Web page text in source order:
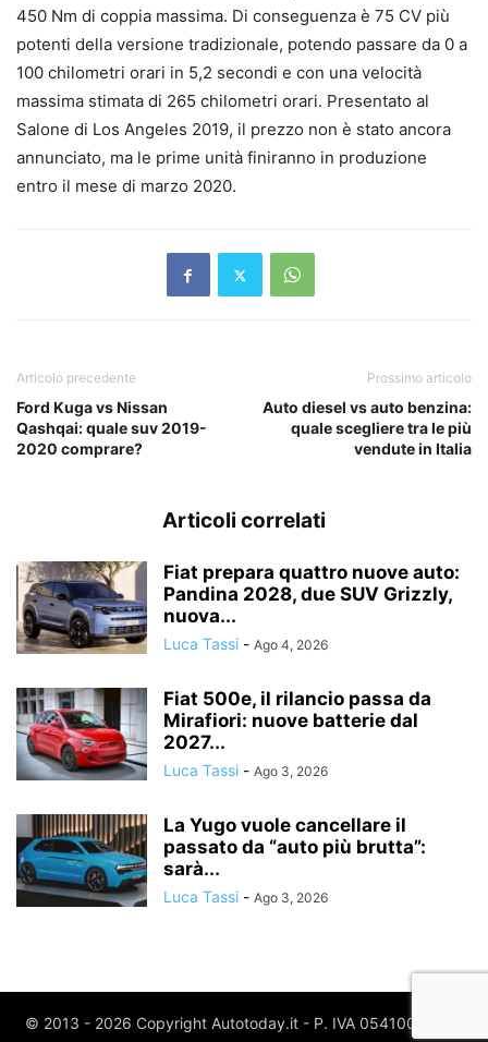
450 Nm di coppia massima. Di conseguenza è 75 CV più
potenti della versione tradizionale, potendo passare da 0 a
100 chilometri orari in 5,2 secondi e con una velocità
massima stimata di 265 chilometri orari. Presentato al
Salone di Los Angeles 2019, il prezzo non è stato ancora
annunciato, ma le prime unità finiranno in produzione
entro il mese di marzo 2020.
Articolo precedente
Ford Kuga vs Nissan
Qashqai: quale suv 2019-
2020 comprare?
Prossimo articolo
Auto diesel vs auto benzina:
quale scegliere tra le più
vendute in Italia
Articoli correlati
Fiat prepara quattro nuove auto:
Pandina 2028, due SUV Grizzly,
nuova...
Luca Tassi - Ago 4, 2026
Fiat 500e, il rilancio passa da
Mirafiori: nuove batterie dal
2027...
Luca Tassi - Ago 3, 2026
La Yugo vuole cancellare il
passato da “auto più brutta”:
sarà...
Luca Tassi - Ago 3, 2026
© 2013 - 2026 Copyright Autotoday.it - P. IVA 05410020969